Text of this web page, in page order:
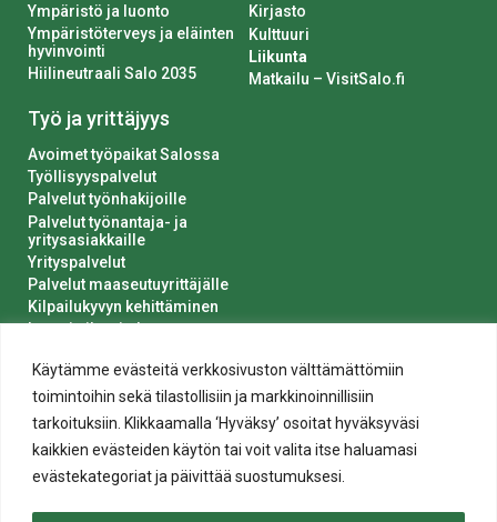
Käytämme evästeitä verkkosivuston välttämättömiin
toimintoihin sekä tilastollisiin ja markkinoinnillisiin
tarkoituksiin. Klikkaamalla ‘Hyväksy’ osoitat hyväksyväsi
kaikkien evästeiden käytön tai voit valita itse haluamasi
evästekategoriat ja päivittää suostumuksesi.
Ympäristö ja luonto
Ympäristöterveys ja eläinten
hyvinvointi
Hiilineutraali Salo 2035
Työ ja yrittäjyys
Avoimet työpaikat Salossa
Työllisyyspalvelut
Palvelut työnhakijoille
Palvelut työnantaja- ja
yritysasiakkaille
Yrityspalvelut
Palvelut maaseutuyrittäjälle
Kilpailukyvyn kehittäminen
Luvat ja ilmoitukset
Kirjasto
Kulttuuri
Liikunta
Matkailu – VisitSalo.fi